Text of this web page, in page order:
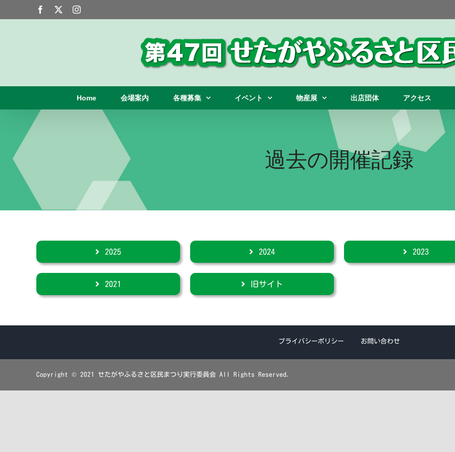
to
Facebook Instagram
Home 会場案内 各種募集 イベント 物産展 出店団体 アクセス
過去の開催記録
2025 2024 2023
2021 旧サイト
プライバシーポリシー お問い合わせ
Copyright © 2021 せたがやふるさと区民まつり実行委員会 All Rights Reserved.